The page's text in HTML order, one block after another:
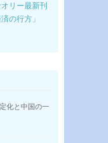
リー最新刊
の行方」
化と中国の一